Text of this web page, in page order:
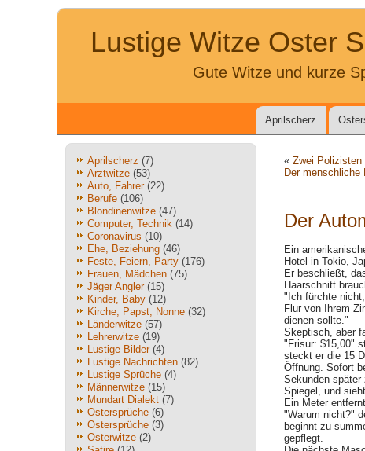
Lustige Witze Oster
Gute Witze und kurze
Aprilscherz
Aprilscherz (7)
Arztwitze (53)
Auto, Fahrer(22)
Berufe (106)
Blondinenwitze (47)
Computer, Technik (14)
Coronavirus (10)
Ehe, Beziehung (46)
Feste, Feiern, Party (176)
Frauen, Mädchen (75)
Jäger Angler(15)
Kinder, Baby (12)
Kirche, Papst, Nonne (32)
Länderwitze (57)
Lehrerwitze (19)
Lustige Bilder(4)
Lustige Nachrichten (82)
Lustige Sprüche (4)
Männerwitze (15)
Mundart Dialekt (7)
Ostersprüche (6)
Ostersprüche (3)
Osterwitze (2)
« Zwei Polizisten
Der menschliche
Der
Ein
Hotel in Tokio,
Er beschließt,
Haarschnitt
"Ich fürchte
Flur von Ihrem
dienen sollte."
Skeptisch, aber
"Frisur: $15,00"
steckt er die 15
Öffnung. Sofort
Sekunden später
Spiegel, und
Ein Meter
"Warum nicht?"
beginnt zu
gepflegt.